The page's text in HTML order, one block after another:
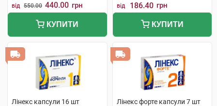
від 550.00 440.00 грн
КУПИТИ
від 186.40 грн
КУПИТИ
Лінекс капсули 16 шт Лінекс форте капсули 7 шт